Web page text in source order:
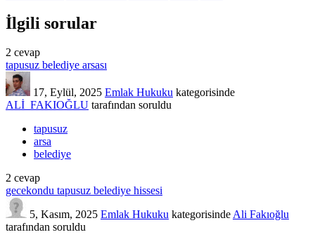
İlgili sorular
2 cevap
tapusuz belediye arsası
17, Eylül, 2025 Emlak Hukuku kategorisinde
ALİ_FAKIOĞLU tarafından soruldu
tapusuz
arsa
belediye
2 cevap
gecekondu tapusuz belediye hissesi
5, Kasım, 2025 Emlak Hukuku kategorisindeAli Fakıoğlu
tarafından soruldu